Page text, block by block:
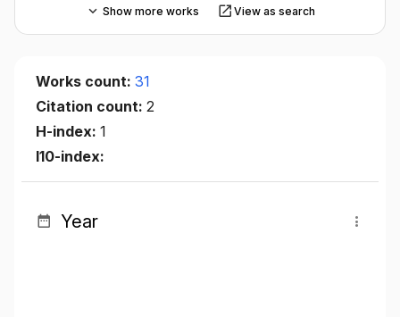
Show more works View as search
Works count: 31
Citation count: 2
H-index: 1
I10-index:
Year